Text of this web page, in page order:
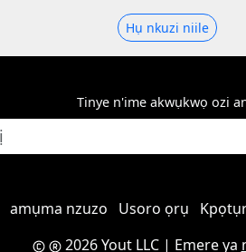
Hụ nkuzi niile
Tinye n'ime akwụkwọ ozi
amụma nzuzo Usoro ọrụ
2026 Yout LLC| Emere ya